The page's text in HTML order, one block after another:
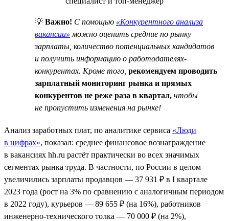
💡 Важно! C помощью «Конкурентного анализа
вакансии» можно оценить средние по рынку
зарплаты, количество потенциальных кандидатов
и получить информацию о работодателях-
конкурентах. Кроме того, рекомендуем проводить
зарплатный мониторинг рынка и прямых
конкурентов не реже раза в квартал, чтобы
не пропустить изменения на рынке!
Анализ заработных плат, по аналитике сервиса «Люди
в цифрах», показал: среднее финансовое вознаграждение
в вакансиях hh.ru растёт практически во всех значимых
сегментах рынка труда. В частности, по России в целом
увеличились зарплаты продавцов — 37 931 ₽ в I квартале
2023 года (рост на 3% по сравнению с аналогичным периодом
в 2022 году), курьеров — 89 655 ₽ (на 16%), работников
инженерно-технического толка — 70 000 ₽ (на 2%),